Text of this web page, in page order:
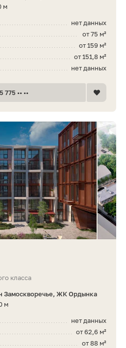
м
нет данных
от 75 м²
от 159 м²
от 151,8 м²
нет данных
775 •• ••
класса
Замоскворечье, ЖК Ордынка
м
нет данных
от 62,6 м²
от 88 м²